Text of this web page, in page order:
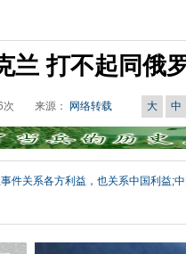
兰 打不起同俄
次 来源： 网络转载 大 中
件关系各方利益，也关系中国利益;